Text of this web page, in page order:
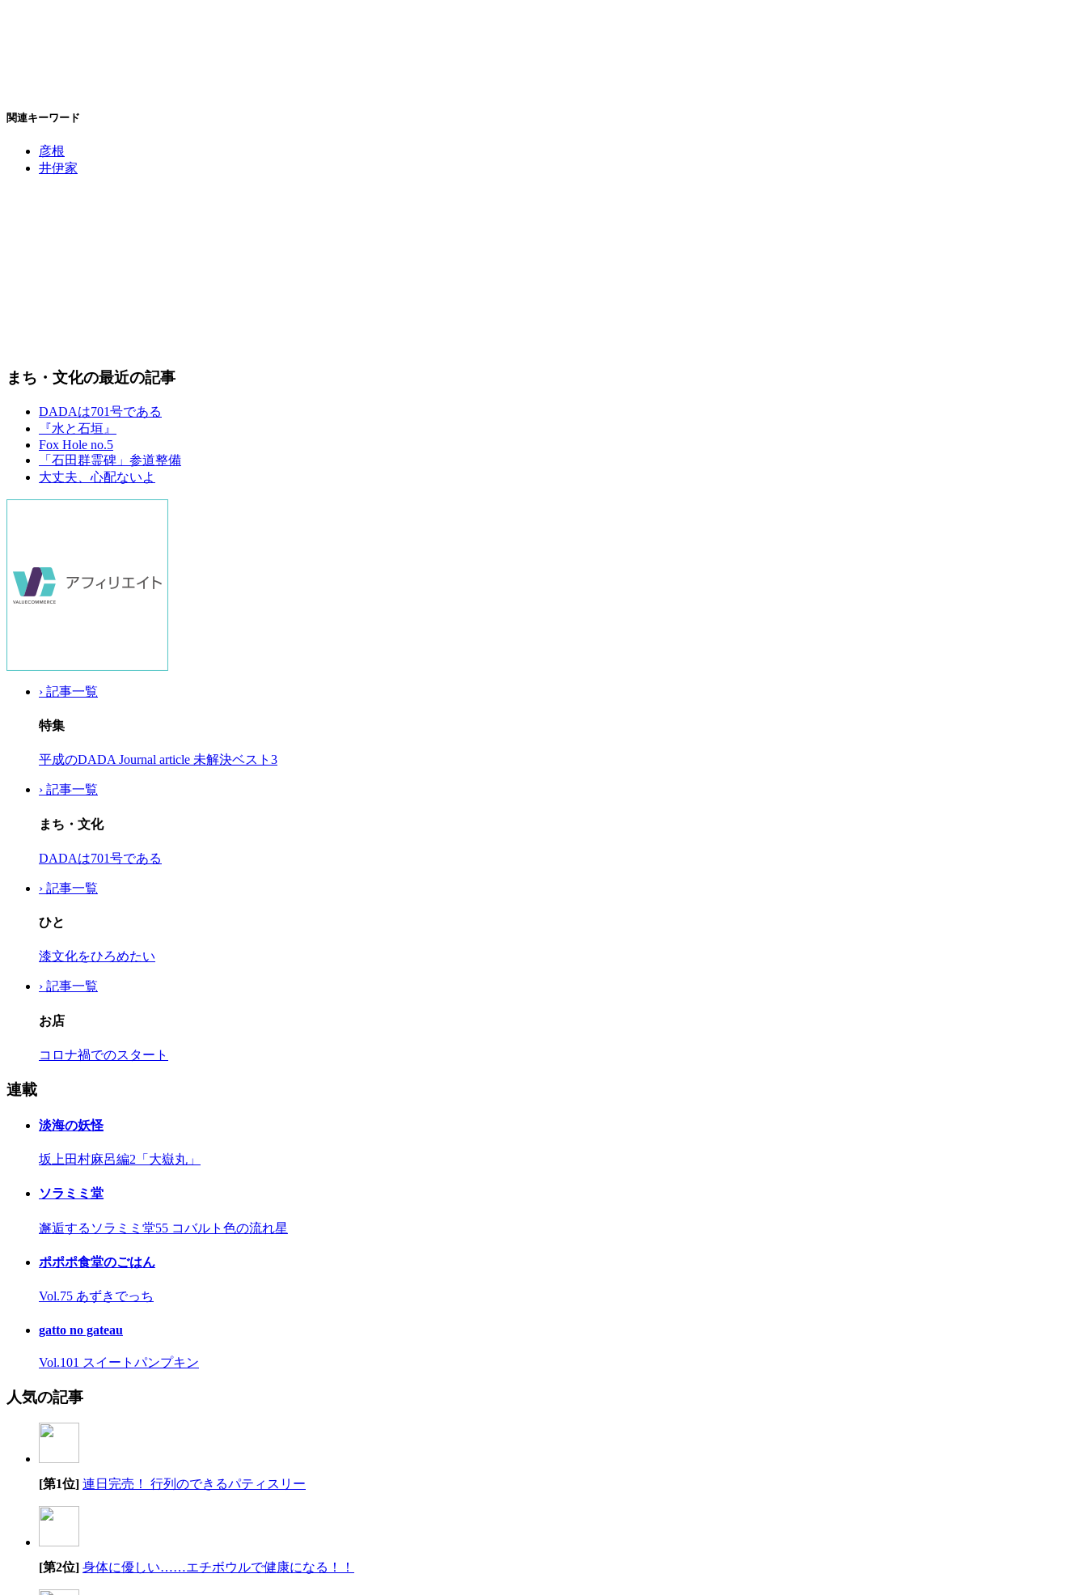
関連キーワード
彦根
井伊家
まち・文化の最近の記事
DADAは701号である
『水と石垣』
Fox Hole no.5
「石田群霊碑」参道整備
大丈夫、心配ないよ
› 記事一覧
特集
平成のDADA Journal article 未解決ベスト3
› 記事一覧
まち・文化
DADAは701号である
› 記事一覧
ひと
漆文化をひろめたい
› 記事一覧
お店
コロナ禍でのスタート
連載
淡海の妖怪
坂上田村麻呂編2「大嶽丸」
ソラミミ堂
邂逅するソラミミ堂55 コバルト色の流れ星
ポポポ食堂のごはん
Vol.75 あずきでっち
gatto no gateau
Vol.101 スイートパンプキン
人気の記事
[第1位] 連日完売！ 行列のできるパティスリー
[第2位] 身体に優しい……エチボウルで健康になる！！